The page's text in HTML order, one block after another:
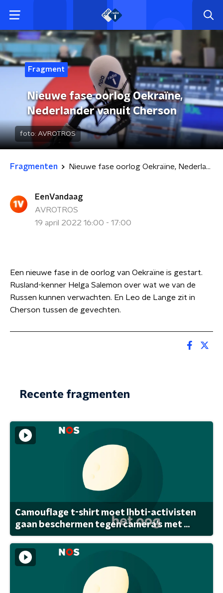
Fragment
Nieuwe fase oorlog Oekraïne,
Nederlander vanuit Cherson
foto: AVROTROS
Fragmenten Nieuwe fase oorlog Oekraïne, Nederlander vanuit Cherson
EenVandaag
AVROTROS
19 april 2022 16:00 - 17:00
Een nieuwe fase in de oorlog van Oekraïne is gestart.
Rusland-kenner Helga Salemon over wat we van de
Russen kunnen verwachten. En Leo de Lange zit in
Cherson tussen de gevechten.
Recente fragmenten
Camouflage t-shirt moet lhbti-activisten
gaan beschermen tegen camera's met ...